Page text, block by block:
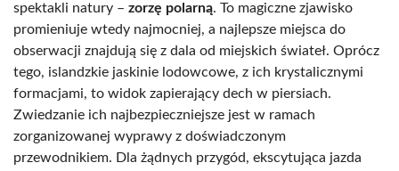
spektakli natury – zorzę polarną. To magiczne zjawisko
promieniuje wtedy najmocniej, a najlepsze miejsca do
obserwacji znajdują się z dala od miejskich świateł. Oprócz
tego, islandzkie jaskinie lodowcowe, z ich krystalicznymi
formacjami, to widok zapierający dech w piersiach.
Zwiedzanie ich najbezpieczniejsze jest w ramach
zorganizowanej wyprawy z doświadczonym
przewodnikiem. Dla żądnych przygód, ekscytująca jazda